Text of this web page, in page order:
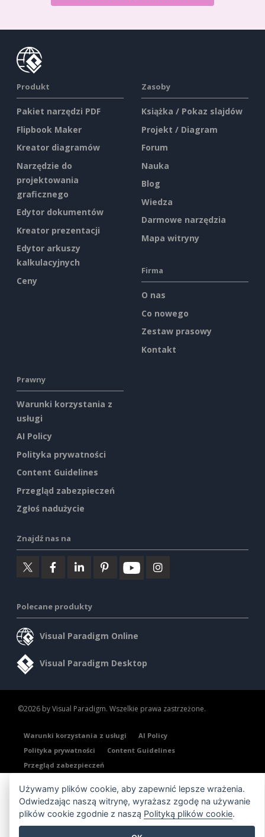
Produkt
Pakiet narzędzi PDF
Flipbook Maker
Kreator diagramów
Narzędzie do
projektowania
graficznego
Edytor dokumentów
Kreator prezentacji
Edytor arkuszy
kalkulacyjnych
Ceny
Zasoby
Książka / Pokaz slajdów
Projekt / Diagram
Forum
Nauka
Blog
Wiedza
Darmowe narzędzia
Mapa witryny
Firma
O nas
Co nowego
Zestaw prasowy
Kontakt
Prawny
Warunki korzystania z
usługi
AI Policy
Polityka prywatności
Content Guidelines
Przegląd zabezpieczeń
Zgłoś nadużycie
Znajdź nas na
Polecane produkty
Visual Paradigm Online
Visual Paradigm Desktop
©2026 by Visual Paradigm. Wszelkie prawa zastrzeżone.
Warunki korzystania z usługi
AI Policy
Polityka prywatności
Content Guidelines
Przegląd zabezpieczeń
Używamy plików cookie, aby zapewnić lepsze wrażenia.
Odwiedzając naszą witrynę, wyrażasz zgodę na używanie
plików cookie zgodnie z naszą Polityką plików cookie.